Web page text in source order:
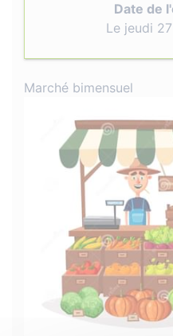
Date de
Le jeudi
Marché bimensuel